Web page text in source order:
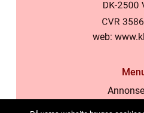
web: